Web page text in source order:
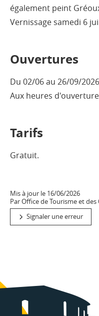
également peint
Vernissage samedi 6
Ouvertures
Du 02/06 au 26/09/
Aux heures
Tarifs
Gratuit.
Mis à jour le 16/06/2026
Par Office de Tourisme et
Signaler une erreur